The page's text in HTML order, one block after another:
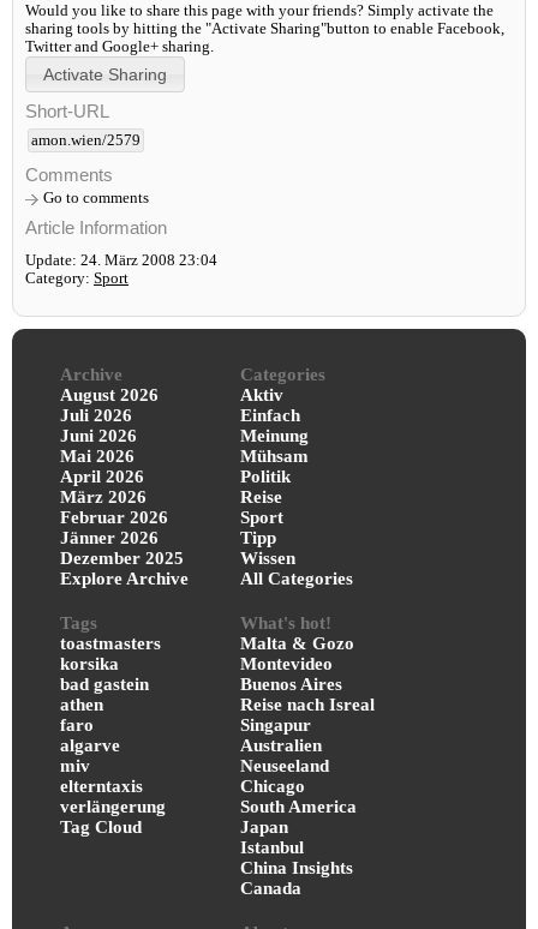
Would you like to share this page with your friends? Simply activate the
sharing tools by hitting the "Activate Sharing"button to enable Facebook,
Twitter and Google+ sharing.
Short-URL
amon.wien/2579
Comments
Go to comments
Article Information
Update: 24. März 2008 23:04
Category: Sport
Archive
August 2026
Juli 2026
Juni 2026
Mai 2026
April 2026
März 2026
Februar 2026
Jänner 2026
Dezember 2025
Explore Archive
Categories
Aktiv
Einfach
Meinung
Mühsam
Politik
Reise
Sport
Tipp
Wissen
All Categories
Tags
toastmasters
korsika
bad gastein
athen
faro
algarve
miv
elterntaxis
verlängerung
Tag Cloud
What's hot!
Malta & Gozo
Montevideo
Buenos Aires
Reise nach Isreal
Singapur
Australien
Neuseeland
Chicago
South America
Japan
Istanbul
China Insights
Canada